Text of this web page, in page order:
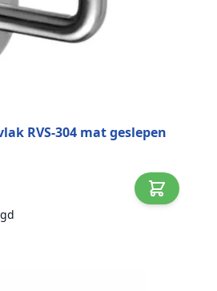
RVS-304 mat geslepen